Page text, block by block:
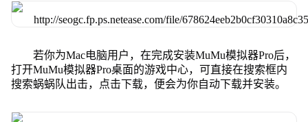
若你为Mac电脑用户，在完成安装MuMu模拟器Pro后，
打开MuMu模拟器Pro桌面的游戏中心，可直接在搜索框内
搜索蜗蜗队出击，点击下载，便会为你自动下载并安装。